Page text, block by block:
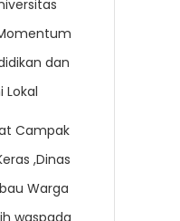
dan
Lokal
Campak
,Dinas
Warga
waspada